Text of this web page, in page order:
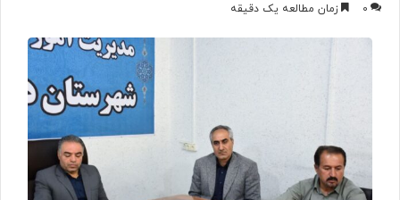
0 زمان مطالعه یک دقیقه